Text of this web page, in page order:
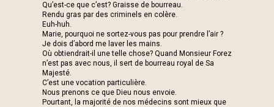
Qu’est-ce que c’est? Graisse de bourreau.
Rendu gras par des criminels en colère.
Euh-huh.
Marie, pourquoi ne sortez-vous pas pour prendre l’air ?
Je dois d’abord me laver les mains.
Où obtiendrait-il une telle chose? Quand Monsieur Forez
n’est pas avec nous, il sert de bourreau royal de Sa
Majesté.
C’est une vocation particulière.
Nous prenons ce que Dieu nous envoie.
Pourtant, la majorité de nos médecins sont mieux que